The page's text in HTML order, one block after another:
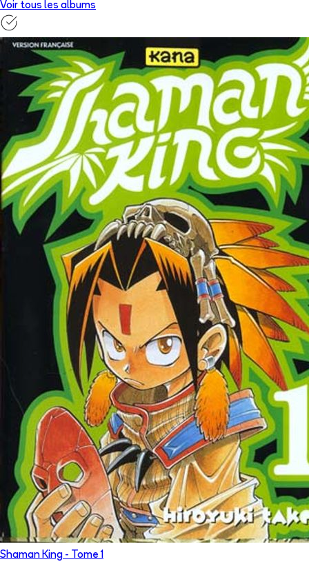
Voir tous les albums
Shaman King - Tome1